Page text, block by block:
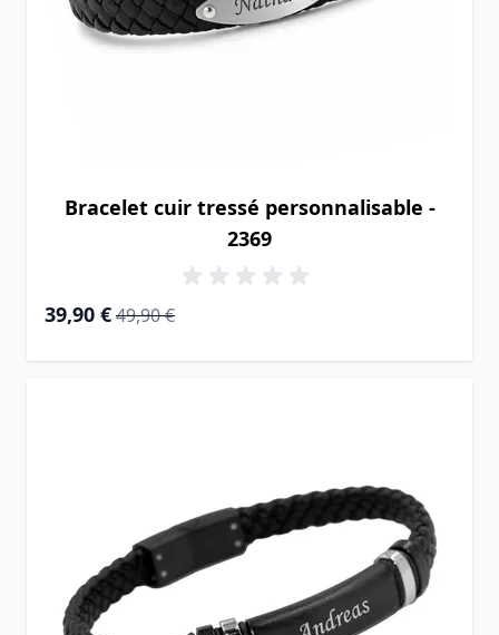
Bracelet cuir tressé personnalisable -
2369
Prix Spécial
39,90 € Prix normal
49,90 €